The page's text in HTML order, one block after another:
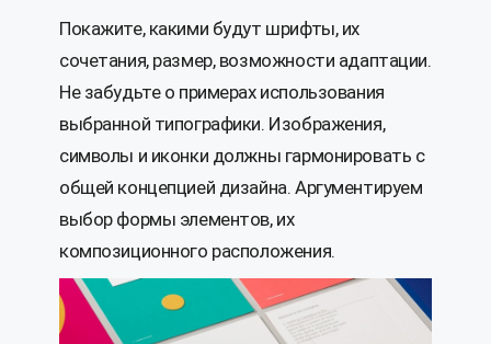
Покажите, какими будут шрифты, их
сочетания, размер, возможности адаптации.
Не забудьте о примерах использования
выбранной типографики. Изображения,
символы и иконки должны гармонировать с
общей концепцией дизайна. Аргументируем
выбор формы элементов, их
композиционного расположения.